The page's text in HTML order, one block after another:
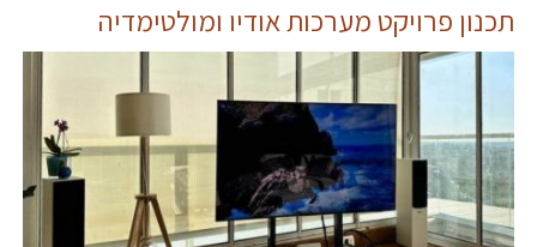
תכנון פרויקט מערכות אודיו ומולטימדיה